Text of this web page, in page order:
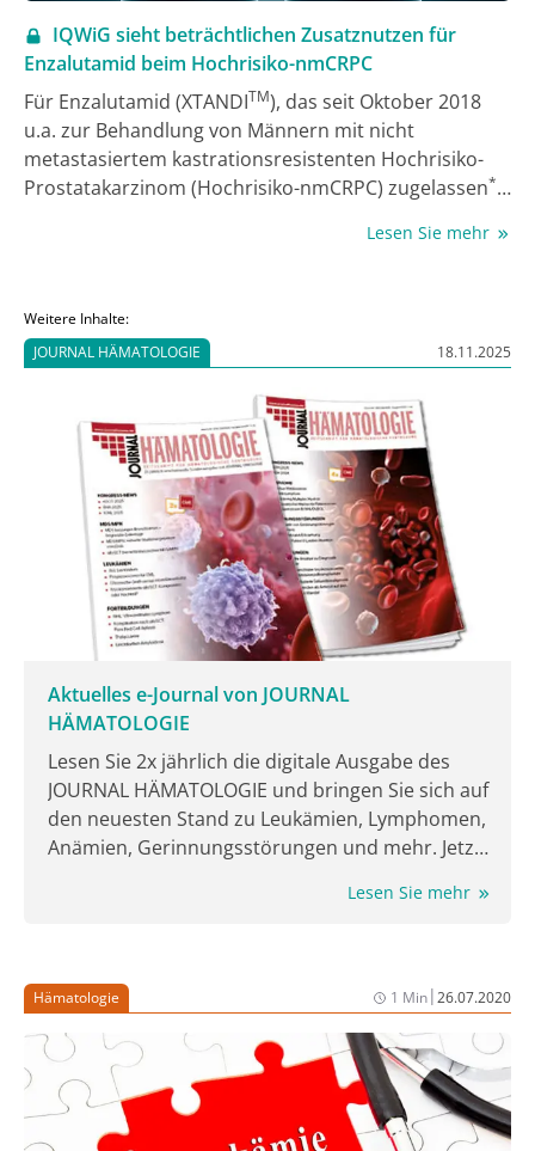
IQWiG sieht beträchtlichen Zusatznutzen für
Enzalutamid beim Hochrisiko-nmCRPC
Für Enzalutamid (XTANDITM), das seit Oktober 2018
u.a. zur Behandlung von Männern mit nicht
metastasiertem kastrationsresistenten Hochrisiko-
Prostatakarzinom (Hochrisiko-nmCRPC) zugelassen*
Nutzenbewertungsverfahren (&sect; 35a SGB V) in
hat das Institut für Qualität und Wirtschaftlichkeit im
Gesundheitswesen (IQWiG) seine Nutzenbewertung
veröffentlicht. Darin sieht es einen Anhaltspunkt für
einen beträchtlichen Zusatznutzen von Enzalutamid
gegenüber abwartendem Vorgehen unter
Beibehaltung der bestehenden konventionellen
Androgendeprivationstherapie (ADT).
&nbsp;
Lesen Sie mehr
Weitere Inhalte:
JOURNAL HÄMATOLOGIE
18.11.2025
Aktuelles e-Journal von JOURNAL
HÄMATOLOGIE
Lesen Sie 2x jährlich die digitale Ausgabe des
JOURNAL HÄMATOLOGIE und bringen Sie sich auf
den neuesten Stand zu Leukämien, Lymphomen,
Anämien, Gerinnungsstörungen und mehr. Jetzt
Lesen Sie mehr
Hämatologie 1 Min|26.07.2020